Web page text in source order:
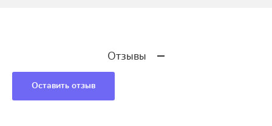
Отзывы
Оставить отзыв